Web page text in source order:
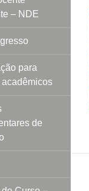
– NDE
para
de